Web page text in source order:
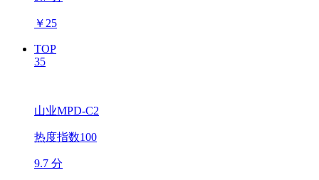
￥ 25
TOP
35
山业MPD-C2
热度指数100
9.7 分